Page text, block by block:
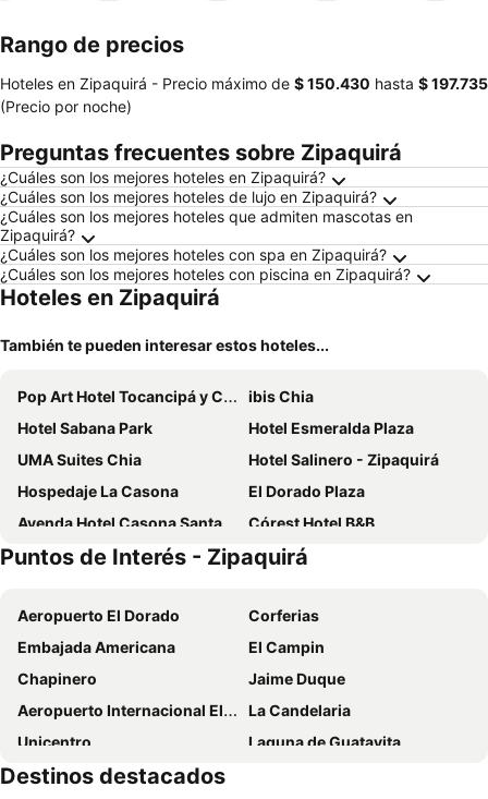
Rango de precios
Hoteles en Zipaquirá - Precio máximo de ‎$ 150.430 hasta ‎$ 197.735
(Precio por noche)
Preguntas frecuentes sobre Zipaquirá
¿Cuáles son los mejores hoteles en Zipaquirá?
¿Cuáles son los mejores hoteles de lujo en Zipaquirá?
¿Cuáles son los mejores hoteles que admiten mascotas en
Zipaquirá?
¿Cuáles son los mejores hoteles con spa en Zipaquirá?
¿Cuáles son los mejores hoteles con piscina en Zipaquirá?
Hoteles en Zipaquirá
También te pueden interesar estos hoteles...
Pop Art Hotel Tocancipá y Centro de Convenciones
ibis Chia
Hotel Sabana Park
Hotel Esmeralda Plaza
UMA Suites Chia
Hotel Salinero - Zipaquirá
Hospedaje La Casona
El Dorado Plaza
Ayenda Hotel Casona Santa Rosa
Córest Hotel B&B
Hotel Campestre Villa Juliana
Hotel Bacata Plaza
Hotel Gran Boutique Sabana
Hotel Campestre Franchesca
Habitaciones Viryin 9
Hotel Camino de la Sal
Guaia Terra Glamping
Hotel Estación Sabana
la posada del angel
Hotel Cacique Real
hotel el portal de las Flores, Alojamiento Rural
Hotel El Madroño Chía
Fuga Neusa
Puntos de Interés - Zipaquirá
Aeropuerto El Dorado
Corferias
Embajada Americana
El Campin
Chapinero
Jaime Duque
Aeropuerto Internacional El Dorado
La Candelaria
Unicentro
Laguna de Guatavita
Teusaquillo
Destinos destacados